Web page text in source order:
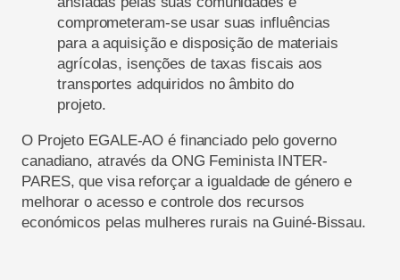
comprometeram-se usar suas influências
para a aquisição e disposição de materiais
agrícolas, isenções de taxas fiscais aos
transportes adquiridos no âmbito do
projeto.
O Projeto EGALE-AO é financiado pelo governo
canadiano, através da ONG Feminista INTER-
PARES, que visa reforçar a igualdade de género e
melhorar o acesso e controle dos recursos
económicos pelas mulheres rurais na Guiné-Bissau.